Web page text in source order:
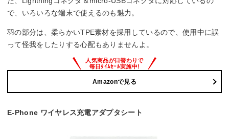
で、いろいろな端末で使えるのも魅力。
羽の部分は、柔らかいTPE素材を採用しているので、使用中に誤
って怪我をしたりする心配もありませんよ。
Amazonで見る
E-Phone ワイヤレス充電アダプタシート